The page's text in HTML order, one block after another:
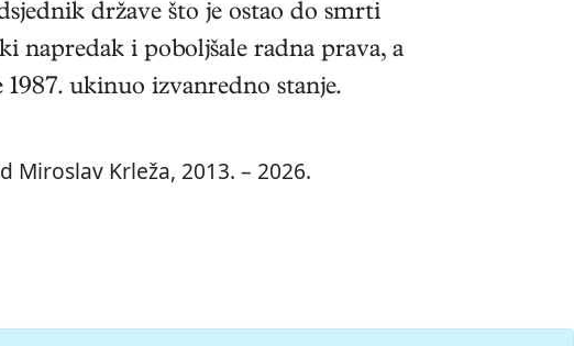
države što je ostao do smrti
napredak i poboljšale radna prava, a
ukinuo izvanredno stanje.
Miroslav Krleža, 2013. – 2026.